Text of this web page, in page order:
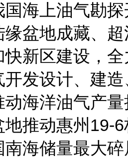
上油气勘探
缘盆地成藏、
快新区建设，
开发设计、建
动海洋油气产
地推动惠州19-
南海储量最大